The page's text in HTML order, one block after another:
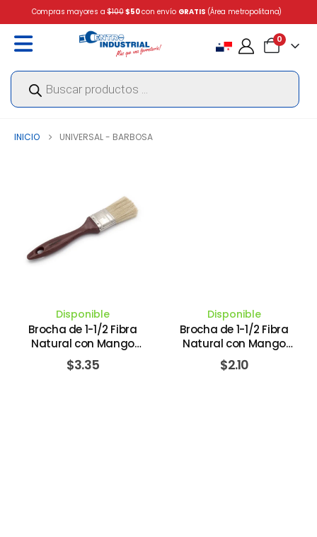
Compras mayores a$100 $50con envío GRATIS (Área metropolitana)
0
Búsqueda
productos
INICIO UNIVERSAL - BARBOSA
Disponible
Brocha de 1-1/2 Fibra
Natural con Mango
Plástico Color Marrón
40MM. UNIVERSAL -
$3.35
Disponible
Brocha de 1-1/2 Fibra
Natural con Mango
Plástico Color Rojo #18
40MM. UNIVERSAL -
$2.10